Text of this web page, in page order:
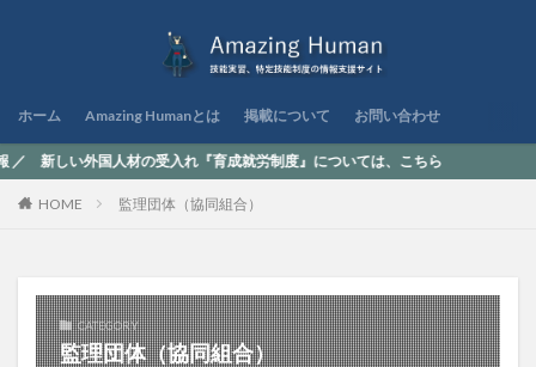
ホーム Amazing Humanとは 掲載について お問い合わせ
材の受入れ『育成就労制度』については、こちら
HOME 監理団体（協同組合）
CATEGORY
監理団体（協同組合）